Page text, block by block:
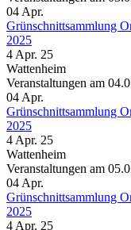
04 Apr.
Grünschnittsammlung
2025
4 Apr. 25
Wattenheim
Veranstaltungen am
04 Apr.
Grünschnittsammlung
2025
4 Apr. 25
Wattenheim
Veranstaltungen am
04 Apr.
Grünschnittsammlung
2025
4 Apr. 25